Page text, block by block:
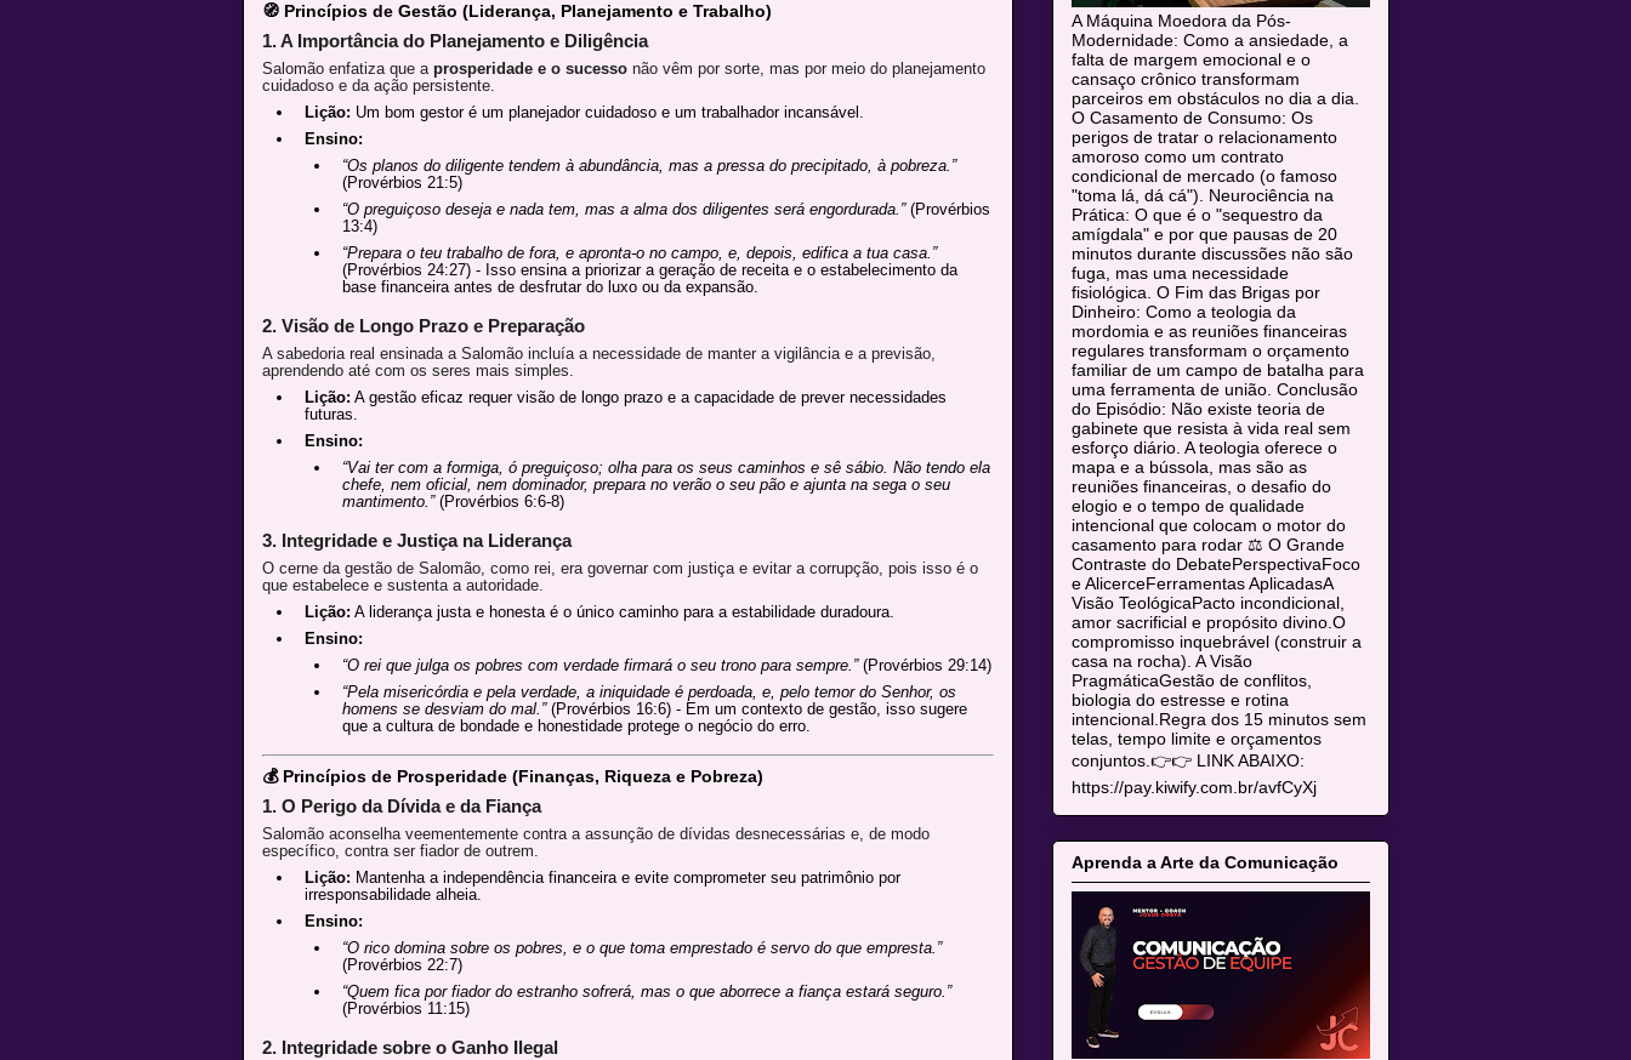
🧭 Princípios de Gestão (Liderança, Planejamento e Trabalho)
1. A Importância do Planejamento e Diligência
Salomão enfatiza que a prosperidade e o sucessonão vêm por sorte, mas por meio do planejamento
cuidadoso e da ação persistente.
Lição: Um bom gestor é um planejador cuidadoso e um trabalhador incansável.
Ensino:
“Os planos do diligente tendem à abundância, mas a pressa do precipitado, à pobreza.”
(Provérbios 21:5)
“O preguiçoso deseja e nada tem, mas a alma dos diligentes será engordurada.”(Provérbios
13:4)
“Prepara o teu trabalho de fora, e apronta-o no campo, e, depois, edifica a tua casa.”
(Provérbios 24:27) - Isso ensina a priorizar a geração de receita e o estabelecimento da
base financeira antes de desfrutar do luxo ou da expansão.
2. Visão de Longo Prazo e Preparação
A sabedoria real ensinada a Salomão incluía a necessidade de manter a vigilância e a previsão,
aprendendo até com os seres mais simples.
Lição: A gestão eficaz requer visão de longo prazo e a capacidade de prever necessidades
futuras.
Ensino:
“Vai ter com a formiga, ó preguiçoso; olha para os seus caminhos e sê sábio. Não tendo ela
chefe, nem oficial, nem dominador, prepara no verão o seu pão e ajunta na sega o seu
mantimento.”(Provérbios 6:6-8)
3. Integridade e Justiça na Liderança
O cerne da gestão de Salomão, como rei, era governar com justiça e evitar a corrupção, pois isso é o
que estabelece e sustenta a autoridade.
Lição: A liderança justa e honesta é o único caminho para a estabilidade duradoura.
Ensino:
“O rei que julga os pobres com verdade firmará o seu trono para sempre.”(Provérbios 29:14)
“Pela misericórdia e pela verdade, a iniquidade é perdoada, e, pelo temor do Senhor, os
homens se desviam do mal.”(Provérbios 16:6) - Em um contexto de gestão, isso sugere
que a cultura de bondade e honestidade protege o negócio do erro.
💰 Princípios de Prosperidade (Finanças, Riqueza e Pobreza)
1. O Perigo da Dívida e da Fiança
Salomão aconselha veementemente contra a assunção de dívidas desnecessárias e, de modo
específico, contra ser fiador de outrem.
Lição: Mantenha a independência financeira e evite comprometer seu patrimônio por
irresponsabilidade alheia.
Ensino:
“O rico domina sobre os pobres, e o que toma emprestado é servo do que empresta.”
(Provérbios 22:7)
“Quem fica por fiador do estranho sofrerá, mas o que aborrece a fiança estará seguro.”
(Provérbios 11:15)
2. Integridade sobre o Ganho Ilegal
A Máquina Moedora da Pós-
Modernidade: Como a ansiedade, a
falta de margem emocional e o
cansaço crônico transformam
parceiros em obstáculos no dia a dia.
O Casamento de Consumo: Os
perigos de tratar o relacionamento
amoroso como um contrato
condicional de mercado (o famoso
"toma lá, dá cá"). Neurociência na
Prática: O que é o "sequestro da
amígdala" e por que pausas de 20
minutos durante discussões não são
fuga, mas uma necessidade
fisiológica. O Fim das Brigas por
Dinheiro: Como a teologia da
mordomia e as reuniões financeiras
regulares transformam o orçamento
familiar de um campo de batalha para
uma ferramenta de união. Conclusão
do Episódio: Não existe teoria de
gabinete que resista à vida real sem
esforço diário. A teologia oferece o
mapa e a bússola, mas são as
reuniões financeiras, o desafio do
elogio e o tempo de qualidade
intencional que colocam o motor do
casamento para rodar ⚖️ O Grande
Contraste do DebatePerspectivaFoco
e AlicerceFerramentas AplicadasA
Visão TeológicaPacto incondicional,
amor sacrificial e propósito divino.O
compromisso inquebrável (construir a
casa na rocha). A Visão
PragmáticaGestão de conflitos,
biologia do estresse e rotina
intencional.Regra dos 15 minutos sem
telas, tempo limite e orçamentos
conjuntos.👉👉 LINK ABAIXO:
https://pay.kiwify.com.br/avfCyXj
Aprenda a Arte da Comunicação